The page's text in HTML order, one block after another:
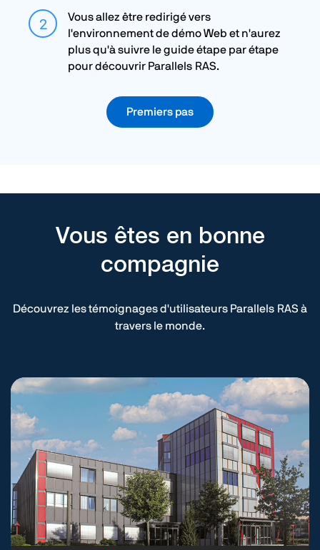
Vous allez être redirigé vers
l'environnement de démo Web et n'aurez
plus qu'à suivre le guide étape par étape
pour découvrir Parallels RAS.
Premiers pas
Vous êtes en bonne
compagnie
Découvrez les témoignages d'utilisateurs Parallels RAS à
travers le monde.